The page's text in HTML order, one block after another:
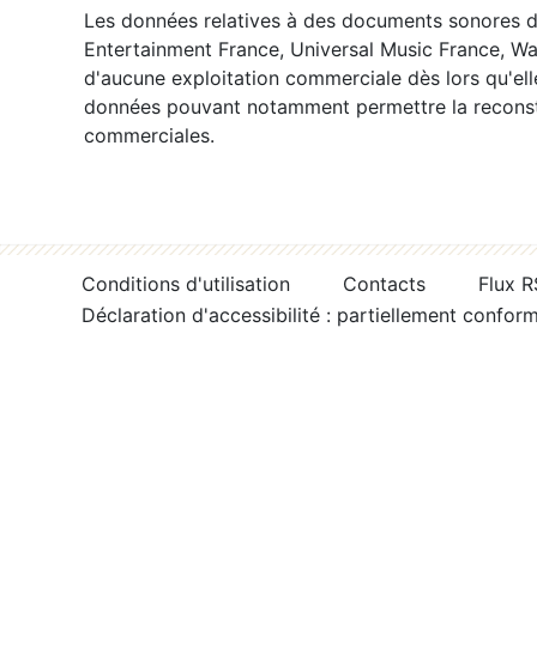
Les données relatives à des documents sonores
Entertainment France, Universal Music France,
d'aucune exploitation commerciale dès lors
données pouvant notamment permettre la
commerciales.
Conditions d'utilisation Contacts
Flux
Déclaration d'accessibilité : partiellement